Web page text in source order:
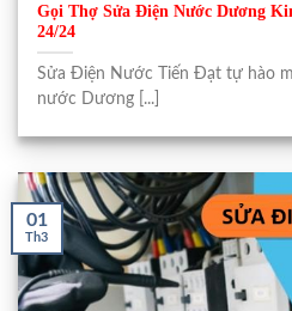
Gọi Thợ Sửa Điện Nước Dương
24/24
Sửa Điện Nước Tiến Đạt tự hào
nước Dương [...]
01
Th3